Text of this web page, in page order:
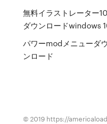
無料イラストレーター10
ダウンロードwindows
パワーmodメニューダウ
ンロード
© 2019 https://